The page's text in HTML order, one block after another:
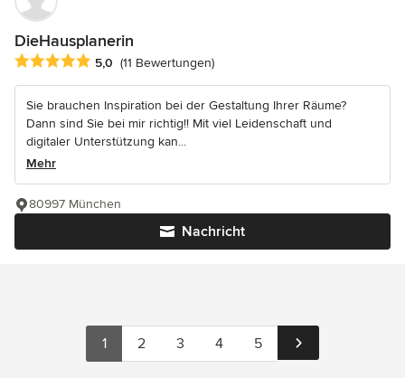
DieHausplanerin
Durchschnittliche Bewertung: 5 von 5 Sternen
5,0 (11 Bewertungen)
Sie brauchen Inspiration bei der Gestaltung Ihrer Räume?
Dann sind Sie bei mir richtig!! Mit viel Leidenschaft und
digitaler Unterstützung kan...
Mehr
Nachricht
80997 München
1 2 3 4 5